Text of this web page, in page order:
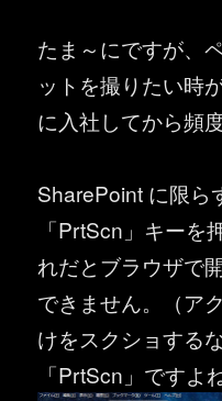
たま～にですが、
ットを撮りたい時
に入社してから頻
SharePoint に限ら
「PrtScn」キーを
れだとブラウザで
できません。（ア
けをスクショする
「PrtScn」ですよ